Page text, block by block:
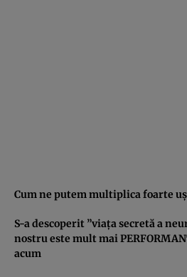
Cum ne putem multiplica foarte
S-a descoperit ”viaţa secretă a
nostru este mult mai
acum